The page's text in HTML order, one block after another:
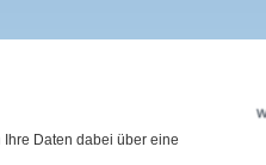
Daten dabei über eine